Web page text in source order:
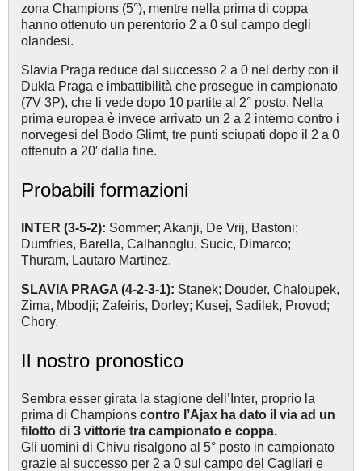
zona Champions (5°), mentre nella prima di coppa
hanno ottenuto un perentorio 2 a 0 sul campo degli
olandesi.
Slavia Praga reduce dal successo 2 a 0 nel derby con il
Dukla Praga e imbattibilità che prosegue in campionato
(7V 3P), che li vede dopo 10 partite al 2° posto. Nella
prima europea è invece arrivato un 2 a 2 interno contro i
norvegesi del Bodo Glimt, tre punti sciupati dopo il 2 a 0
ottenuto a 20′ dalla fine.
Probabili formazioni
INTER (3-5-2): Sommer; Akanji, De Vrij, Bastoni;
Dumfries, Barella, Calhanoglu, Sucic, Dimarco;
Thuram, Lautaro Martinez.
SLAVIA PRAGA (4-2-3-1): Stanek; Douder, Chaloupek,
Zima, Mbodji; Zafeiris, Dorley; Kusej, Sadilek, Provod;
Chory.
Il nostro pronostico
Sembra esser girata la stagione dell’Inter, proprio la
prima di Champions contro l’Ajax ha dato il via ad un
filotto di 3 vittorie tra campionato e coppa.
Gli uomini di Chivu risalgono al 5° posto in campionato
grazie al successo per 2 a 0 sul campo del Cagliari e